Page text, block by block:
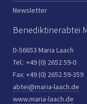
Newsletter
Benediktinerabtei
D-56653 Maria Laach
Tel.: +49 (0) 2652 59-0
Fax: +49 (0) 2652 59-359
abtei@maria-laach.de
www.maria-laach.de